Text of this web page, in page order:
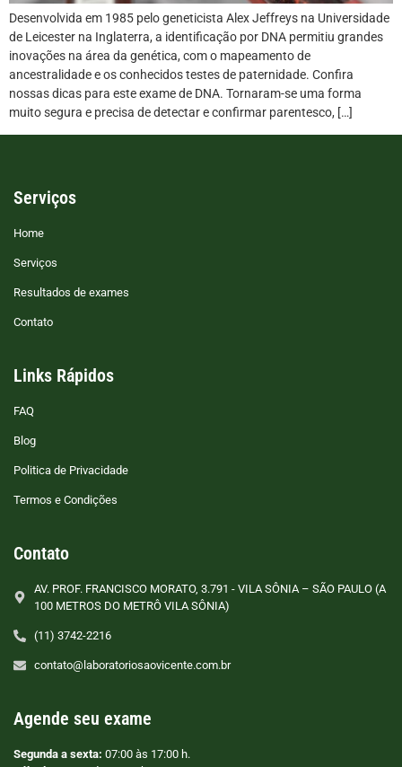
Desenvolvida em 1985 pelo geneticista Alex Jeffreys na Universidade
de Leicester na Inglaterra, a identificação por DNA permitiu grandes
inovações na área da genética, com o mapeamento de
ancestralidade e os conhecidos testes de paternidade. Confira
nossas dicas para este exame de DNA. Tornaram-se uma forma
muito segura e precisa de detectar e confirmar parentesco, […]
Serviços
Home
Serviços
Resultados de exames
Contato
Links Rápidos
FAQ
Blog
Politica de Privacidade
Termos e Condições
Contato
AV. PROF. FRANCISCO MORATO, 3.791 - VILA SÔNIA – SÃO PAULO (A
100 METROS DO METRÔ VILA SÔNIA)
(11) 3742-2216
contato@laboratoriosaovicente.com.br
Agende seu exame
Segunda a sexta: 07:00 às 17:00 h.